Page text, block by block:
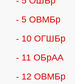
- 5 ОВМБр
- 10 ОГШБр
- 11 ОБрАА
- 12 ОВМБр